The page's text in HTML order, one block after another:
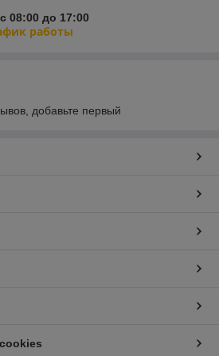
08:00 до 17:00
работы
добавьте первый